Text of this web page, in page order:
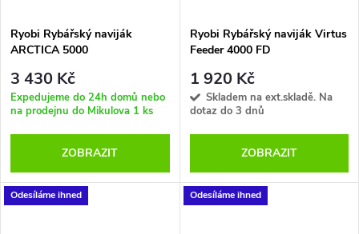
Ryobi Rybářský naviják
ARCTICA 5000
3 430 Kč
Expedujeme do 24h domů nebo
na prodejnu do Mikulova 1 ks
ZOBRAZIT
Ryobi Rybářský naviják Virtus
Feeder 4000 FD
1 920 Kč
Skladem na ext.skladě. Na
dotaz do 3 dnů
ZOBRAZIT
Odesíláme ihned Odesíláme ihned